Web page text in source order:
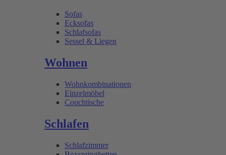
Sofas
Ecksofas
Schlafsofas
Sessel & Liegen
Wohnen
Wohnkombinationen
Einzelmöbel
Couchtische
Schlafen
Schlafzimmer